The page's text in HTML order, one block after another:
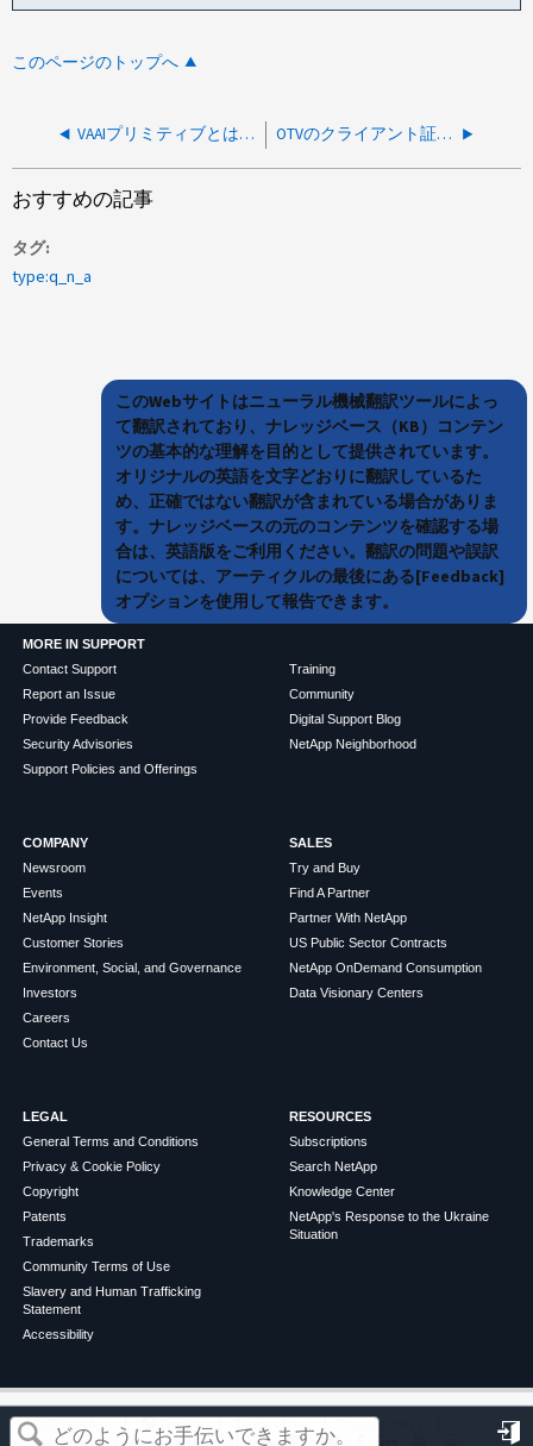
このページのトップへ
VAAIプリミティブとは何ですか。また、その制限事項は何ですか。 OTVのクライアント証明書の有効期間はどのくらいですか？
この記事は役に立ちましたか？
おすすめの記事
タグ
type:q_n_a
このWebサイトはニューラル機械翻訳ツールによっ
て翻訳されており、ナレッジベース（KB）コンテン
ツの基本的な理解を目的として提供されています。
オリジナルの英語を文字どおりに翻訳しているた
め、正確ではない翻訳が含まれている場合がありま
す。ナレッジベースの元のコンテンツを確認する場
合は、英語版をご利用ください。翻訳の問題や誤訳
については、アーティクルの最後にある[Feedback]
オプションを使用して報告できます。
MORE IN SUPPORT
Contact Support
Report an Issue
Provide Feedback
Security Advisories
Support Policies and Offerings
Training
Community
Digital Support Blog
NetApp Neighborhood
COMPANY
Newsroom
Events
NetApp Insight
Customer Stories
Environment, Social, and Governance
Investors
Careers
Contact Us
SALES
Try and Buy
Find A Partner
Partner With NetApp
US Public Sector Contracts
NetApp OnDemand Consumption
Data Visionary Centers
LEGAL
General Terms and Conditions
Privacy & Cookie Policy
Copyright
Patents
Trademarks
Community Terms of Use
Slavery and Human Trafficking
Statement
Accessibility
RESOURCES
Subscriptions
Search NetApp
Knowledge Center
NetApp's Response to the Ukraine
Situation
©2026 NetApp English Terms of Use
Privacy Policy
Cookie Policy
Cookie Settings